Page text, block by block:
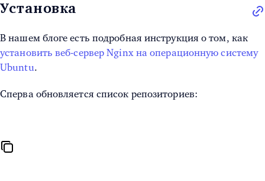
Установка
В нашем блоге есть подробная инструкция о том, как
установить веб-сервер Nginx на операционную систему
Ubuntu.
Сперва обновляется список репозиториев: